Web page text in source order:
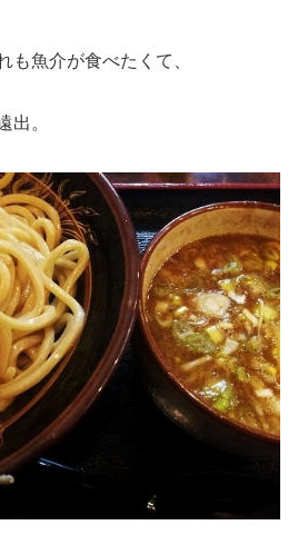
も魚介が食べたくて、
出。